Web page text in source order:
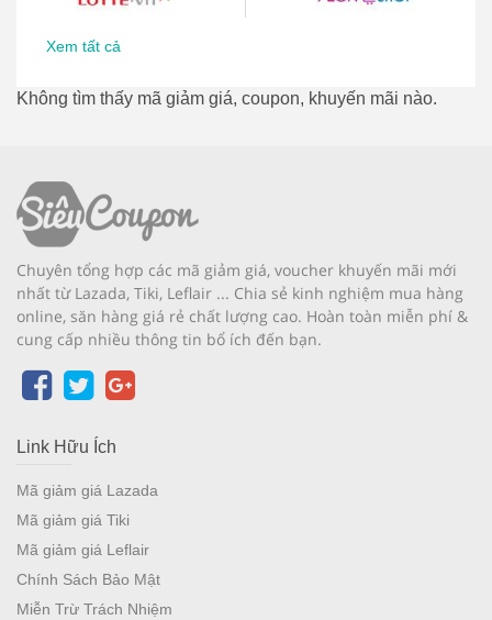
Xem tất cả
Không tìm thấy mã giảm giá, coupon, khuyến mãi nào.
Chuyên tổng hợp các mã giảm giá, voucher khuyến mãi mới
nhất từ Lazada, Tiki, Leflair ... Chia sẻ kinh nghiệm mua hàng
online, săn hàng giá rẻ chất lượng cao. Hoàn toàn miễn phí &
cung cấp nhiều thông tin bổ ích đến bạn.
Link Hữu Ích
Mã giảm giá Lazada
Mã giảm giá Tiki
Mã giảm giá Leflair
Chính Sách Bảo Mật
Miễn Trừ Trách Nhiệm